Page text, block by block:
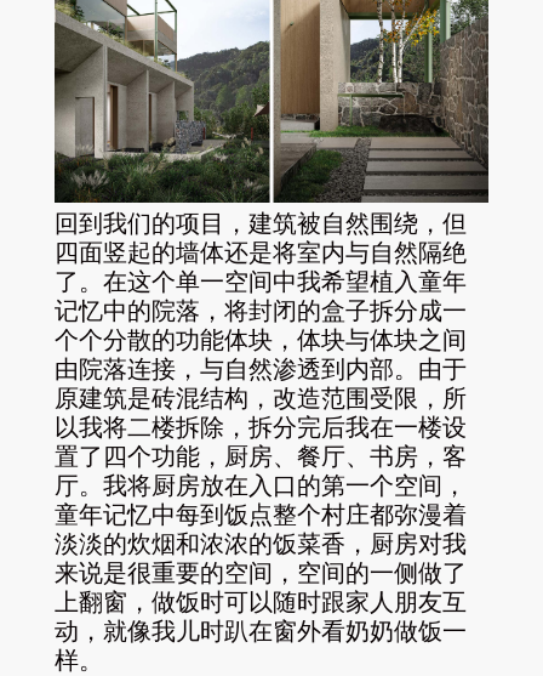
回到我们的项目，建筑被自然围绕，但
四面竖起的墙体还是将室内与自然隔绝
了。在这个单一空间中我希望植入童年
记忆中的院落，将封闭的盒子拆分成一
个个分散的功能体块，体块与体块之间
由院落连接，与自然渗透到内部。由于
原建筑是砖混结构，改造范围受限，所
以我将二楼拆除，拆分完后我在一楼设
置了四个功能，厨房、餐厅、 书房，客
厅。我将厨房放在入口的第一个空间，
童年记忆中每到饭点整个村庄都弥漫着
淡淡的炊烟和浓浓的饭菜香，厨房对我
来说是很重要的空间，空间的一侧做了
上翻窗，做饭时可以随时跟家人朋友互
动，就像我儿时趴在窗外看奶奶做饭一
样。